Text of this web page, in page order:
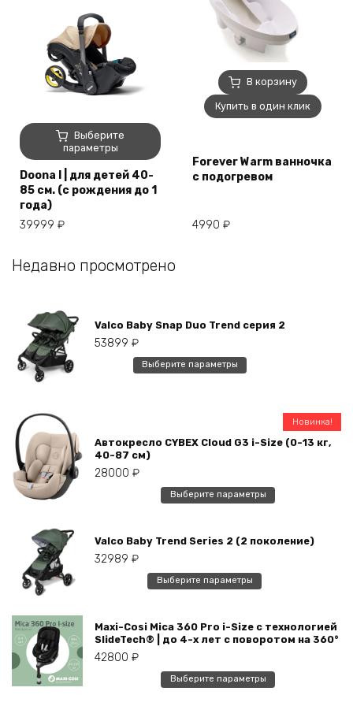
Выберите
параметры
Этот
товар
имеет
несколько
вариаций.
на
Doona I | для детей 40-
85 см. (с рождения до 1
года)
39999 ₽
В корзину
Купить в один клик
Forever Warm ванночка
с подогревом
4990 ₽
Недавно просмотрено
Valco Baby Snap Duo Trend серия 2
53899 ₽
Выберите параметры
Этот
Опции
на
Новинка!
Автокресло CYBEX Cloud G3 i-Size (0-13 кг,
40-87 см)
28000 ₽
Выберите параметры
Этот
несколько
Опции
можно
на
странице
Valco Baby Trend Series 2 (2 поколение)
32989 ₽
Выберите параметры
Этот
несколько
вариаций.
можно
Maxi-Cosi Mica 360 Pro i-Size с технологией
SlideTech® | до 4-х лет с поворотом на 360°
42800 ₽
Выберите параметры
Этот